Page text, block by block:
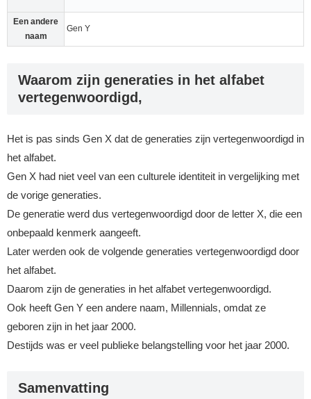
Een andere
naam
Gen Y
Waarom zijn generaties in het alfabet
vertegenwoordigd,
Het is pas sinds Gen X dat de generaties zijn vertegenwoordigd in
het alfabet.
Gen X had niet veel van een culturele identiteit in vergelijking met
de vorige generaties.
De generatie werd dus vertegenwoordigd door de letter X, die een
onbepaald kenmerk aangeeft.
Later werden ook de volgende generaties vertegenwoordigd door
het alfabet.
Daarom zijn de generaties in het alfabet vertegenwoordigd.
Ook heeft Gen Y een andere naam, Millennials, omdat ze
geboren zijn in het jaar 2000.
Destijds was er veel publieke belangstelling voor het jaar 2000.
Samenvatting